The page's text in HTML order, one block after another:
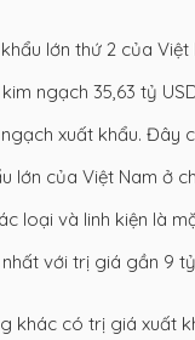
lớn thứ 2 của Việt
ngạch 35,63 tỷ
ngạch xuất khẩu. Đây
lớn của Việt Nam ở
loại và linh kiện là
với trị giá gần 9
khác có trị giá xuất